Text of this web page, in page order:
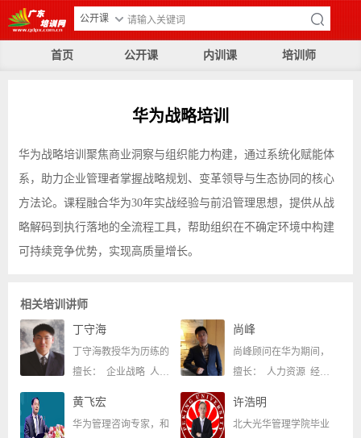
公开课
首页 公开课 内训课 培训师
华为战略培训
华为战略培训聚焦商业洞察与组织能力构建，通过系统化赋能体
系，助力企业管理者掌握战略规划、变革领导与生态协同的核心
方法论。课程融合华为30年实战经验与前沿管理思想，提供从战
略解码到执行落地的全流程工具，帮助组织在不确定环境中构建
可持续竞争优势，实现高质量增长。
相关培训讲师
丁守海
丁守海教授华为历练的
擅长： 企业战略 人力资源
尚峰
尚峰顾问在华为期间，
擅长： 人力资源 经营管理
黄飞宏
华为管理咨询专家，和
许浩明
北大光华管理学院毕业